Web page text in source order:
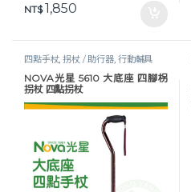
NT$1,850
四點手杖,拐杖 / 助行器, 行動輔具
NOVA光星 5610 大底座 四腳柺
拐杖 四點拐杖